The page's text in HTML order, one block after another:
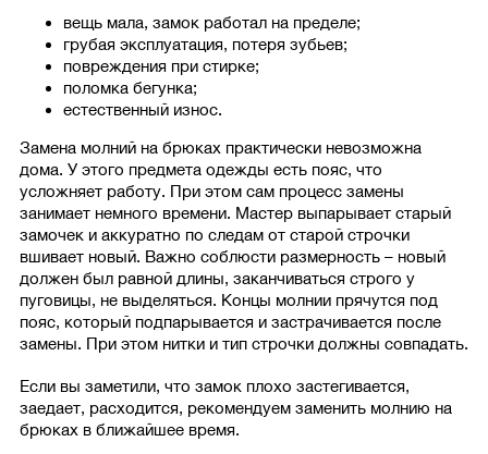
вещь мала, замок работал на пределе;
грубая эксплуатация, потеря зубьев;
повреждения при стирке;
поломка бегунка;
естественный износ.
Замена молний на брюках практически невозможна
дома. У этого предмета одежды есть пояс, что
усложняет работу. При этом сам процесс замены
занимает немного времени. Мастер выпарывает старый
замочек и аккуратно по следам от старой строчки
вшивает новый. Важно соблюсти размерность – новый
должен был равной длины, заканчиваться строго у
пуговицы, не выделяться. Концы молнии прячутся под
пояс, который подпарывается и застрачивается после
замены. При этом нитки и тип строчки должны совпадать.
Если вы заметили, что замок плохо застегивается,
заедает, расходится, рекомендуем заменить молнию на
брюках в ближайшее время.